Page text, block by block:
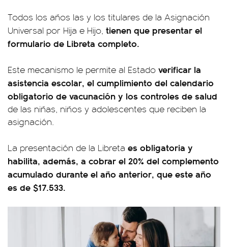
Todos los años las y los titulares de la Asignación
Universal por Hija e Hijo, tienen que presentar el
formulario de Libreta completo.
Este mecanismo le permite al Estado verificar la
asistencia escolar, el cumplimiento del calendario
obligatorio de vacunación y los controles de salud
de las niñas, niños y adolescentes que reciben la
asignación.
La presentación de la Libreta es obligatoria y
habilita, además, a cobrar el 20% del complemento
acumulado durante el año anterior, que este año
es de $17.533.